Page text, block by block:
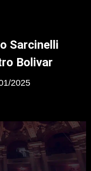
Sarcinelli
Bolivar
2025